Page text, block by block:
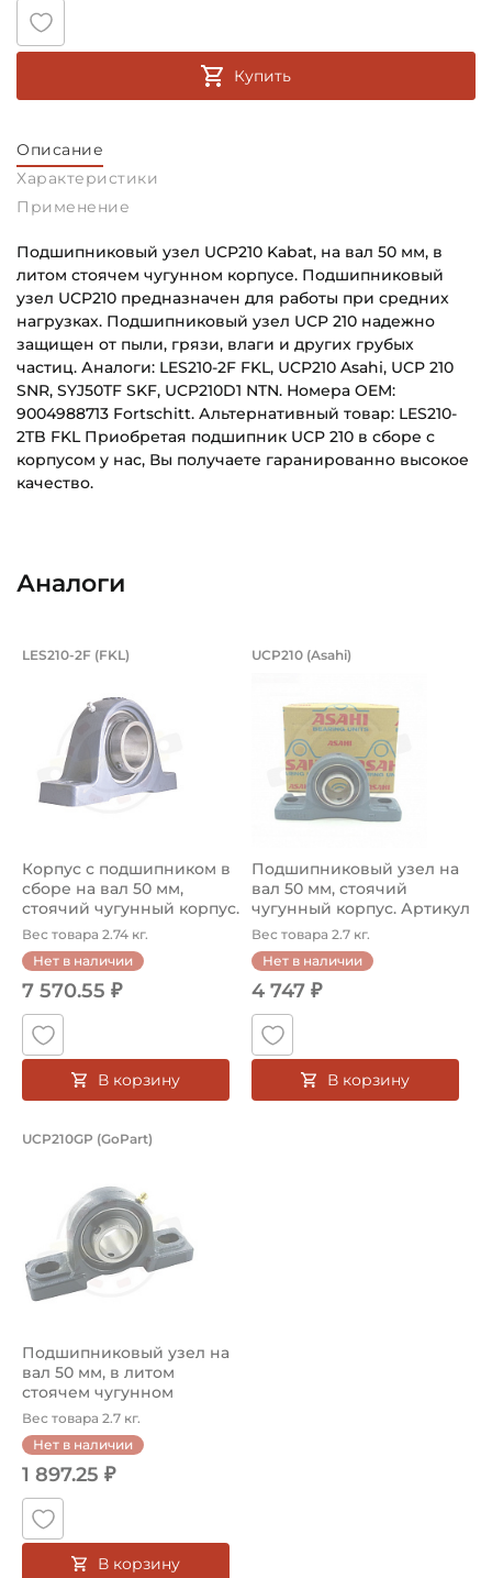
Купить
Описание
Характеристики
Применение
Подшипниковый узел UCP210 Kabat, на вал 50 мм, в
литом стоячем чугунном корпусе. Подшипниковый
узел UCP210 предназначен для работы при средних
нагрузках. Подшипниковый узел UCP 210 надежно
защищен от пыли, грязи, влаги и других грубых
частиц. Аналоги: LES210-2F FKL, UCP210 Asahi, UCP 210
SNR, SYJ50TF SKF, UCP210D1 NTN. Номера OEM:
9004988713 Fortschitt. Альтернативный товар: LES210-
2TB FKL Приобретая подшипник UCP 210 в сборе с
корпусом у нас, Вы получаете гаранированно высокое
качество.
Тип корпуса:
Тип посадочного отверстия на вал:
Тип наружного кольца:
Сферическое
Способ фиксации на вал:
Смазка:
Возможность дополнительной смазки
Материал:
Чугун
Классификация завода - производителя:
Запасные части KABAT для сельхозтехники
Страна происхождения:
Категория:
Аналоги
Корпус с подшипником в сборе на
LES210-2F (FKL)
Корпус с подшипником в
сборе на вал 50 мм,
стоячий чугунный корпус.
Арт...
Вес товара 2.74 кг.
Нет в наличии
7 570.55 ₽
В корзину
Подшипниковый
UCP210 (Asahi)
Подшипниковый узел на
вал 50 мм, стоячий
чугунный корпус. Артикул
UCP21...
Вес товара 2.7 кг.
Нет в наличии
4 747 ₽
В корзину
Подшипниковый узел на вал 50 мм, в
UCP210GP (GoPart)
Подшипниковый узел на
вал 50 мм, в литом
стоячем чугунном
корпусе. Арти...
Вес товара 2.7 кг.
Нет в наличии
1 897.25 ₽
В корзину